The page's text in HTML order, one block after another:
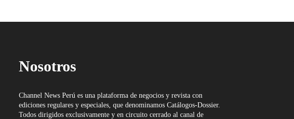
Nosotros
Channel News Perú es una plataforma de negocios y revista con
ediciones regulares y especiales, que denominamos Catálogos-Dossier.
Todos dirigidos exclusivamente y en circuito cerrado al canal de